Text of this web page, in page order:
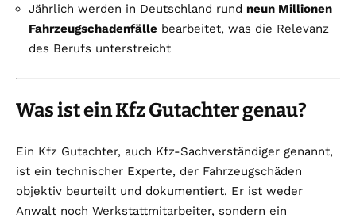
Jährlich werden in Deutschland rund neun Millionen
Fahrzeugschadenfälle bearbeitet, was die Relevanz
des Berufs unterstreicht
Was ist ein Kfz Gutachter genau?
Ein Kfz Gutachter, auch Kfz-Sachverständiger genannt,
ist ein technischer Experte, der Fahrzeugschäden
objektiv beurteilt und dokumentiert. Er ist weder
Anwalt noch Werkstattmitarbeiter, sondern ein